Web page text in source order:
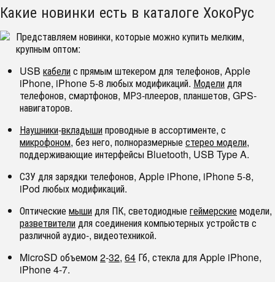
Какие новинки есть в каталоге ХокоРус
Представляем новинки, которые можно купить мелким,
крупным оптом:
USB кабелис прямым штекером для телефонов, Apple
iPhone, iPhone 5-8 любых модификаций. Моделидля
телефонов, смартфонов, МР3-плееров, планшетов, GPS-
навигаторов.
Наушники-вкладышипроводные в ассортименте, с
микрофоном, без него, полноразмерныестерео модели,
поддерживающие интерфейсы Bluetooth, USB Type A.
СЗУ для зарядки телефонов, Apple iPhone, iPhone 5-8,
iPod любых модификаций.
Оптическиемышидля ПК, светодиодныегеймерскиемодели,
разветвителидля соединения компьютерных устройств с
различной аудио-, видеотехникой.
MicroSD объемом2-32, 64 Гб, стекла для Apple iPhone,
iPhone 4-7.